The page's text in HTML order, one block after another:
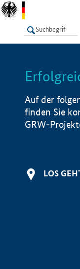
LISTE
Auf der
finden Sie
GRW-
LOS